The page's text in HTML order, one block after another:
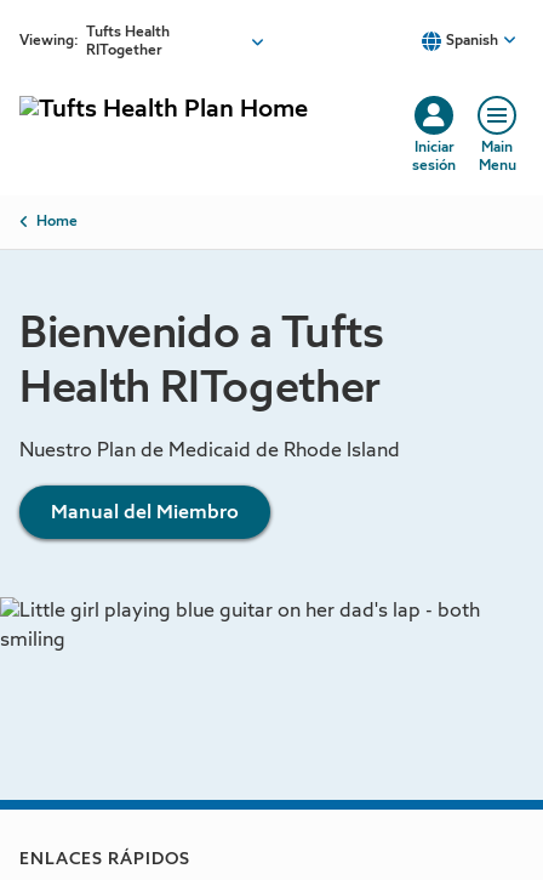
Skip to main content
Viewing:
Tufts Health
RITogether
Spanish
Iniciar
sesión
Main
Menu
Breadcrumb
Home
Bienvenido a Tufts
Health RITogether
Nuestro Plan de Medicaid de Rhode Island
Manual del Miembro
ENLACES RÁPIDOS